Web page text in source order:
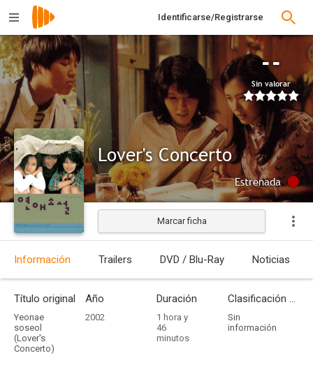
Identificarse/Registrarse
--
Sin valorar
Lover's Concerto
Estrenada
Marcar ficha
Información Trailers DVD / Blu-Ray Noticias
Título original
Yeonae
soseol
(Lover's
Concerto)
Año
2002
Duración
1 hora y
46
minutos
Clasificación por edades
Sin
información